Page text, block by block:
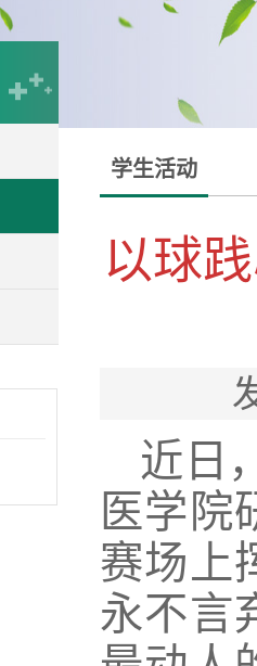
学生活动
以球
近日
医学院
赛场上
永不言